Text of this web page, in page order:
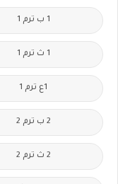
1 ب ترم 1
1 ث ترم 1
1ع ترم 1
2 ب ترم 2
2 ث ترم 2